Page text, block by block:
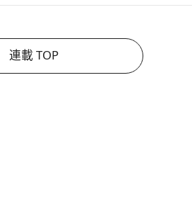
連載 TOP